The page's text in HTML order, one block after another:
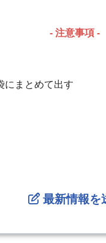
- 注意事項 -
にまとめて出す
最新情報を